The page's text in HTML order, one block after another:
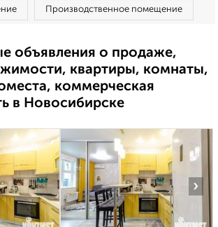
Производственное помещение
объявления о продаже,
квартиры, комнаты,
коммерческая
в Новосибирске
›